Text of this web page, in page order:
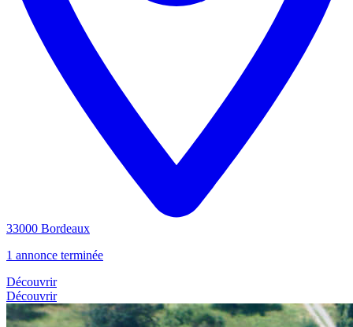
33000 Bordeaux
1 annonce terminée
Découvrir
Découvrir